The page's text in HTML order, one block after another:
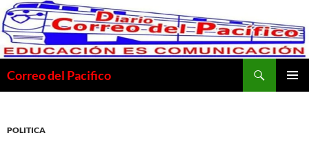
Saltar
al
contenido
Correo del Pacifico
POLITICA